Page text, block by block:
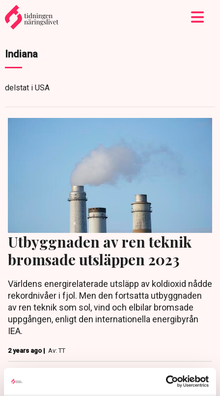
Indiana
delstat i USA
Utbyggnaden av ren teknik
bromsade utsläppen 2023
Världens energirelaterade utsläpp av koldioxid nådde
rekordnivåer i fjol. Men den fortsatta utbyggnaden
av ren teknik som sol, vind och elbilar bromsade
uppgången, enligt den internationella energibyrån
IEA.
2 years ago | Av: TT